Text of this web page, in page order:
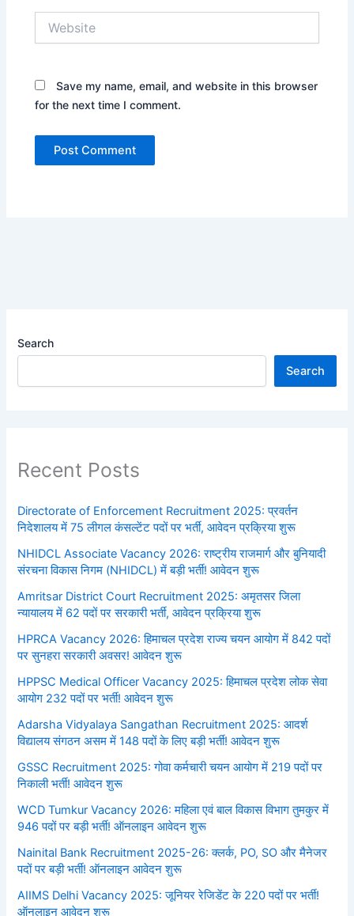
Save my name, email, and website in this browser
for the next time I comment.
Search
Search
Recent Posts
Directorate of Enforcement Recruitment 2025: प्रवर्तन
निदेशालय में 75 लीगल कंसल्टेंट पदों पर भर्ती, आवेदन प्रक्रिया शुरू
NHIDCL Associate Vacancy 2026: राष्ट्रीय राजमार्ग और बुनियादी
संरचना विकास निगम (NHIDCL) में बड़ी भर्ती! आवेदन शुरू
Amritsar District Court Recruitment 2025: अमृतसर जिला
न्यायालय में 62 पदों पर सरकारी भर्ती, आवेदन प्रक्रिया शुरू
HPRCA Vacancy 2026: हिमाचल प्रदेश राज्य चयन आयोग में 842 पदों
पर सुनहरा सरकारी अवसर! आवेदन शुरू
HPPSC Medical Officer Vacancy 2025: हिमाचल प्रदेश लोक सेवा
आयोग 232 पदों पर भर्ती! आवेदन शुरू
Adarsha Vidyalaya Sangathan Recruitment 2025: आदर्श
विद्यालय संगठन असम में 148 पदों के लिए बड़ी भर्ती! आवेदन शुरू
GSSC Recruitment 2025: गोवा कर्मचारी चयन आयोग में 219 पदों पर
निकाली भर्ती! आवेदन शुरू
WCD Tumkur Vacancy 2026: महिला एवं बाल विकास विभाग तुमकुर में
946 पदों पर बड़ी भर्ती! ऑनलाइन आवेदन शुरू
Nainital Bank Recruitment 2025-26: क्लर्क, PO, SO और मैनेजर
पदों पर बड़ी भर्ती! ऑनलाइन आवेदन शुरू
AIIMS Delhi Vacancy 2025: जूनियर रेजिडेंट के 220 पदों पर भर्ती!
ऑनलाइन आवेदन शुरू